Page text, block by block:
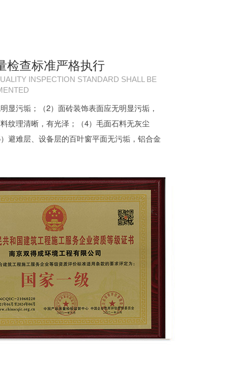
检查标准严格执行
INSPECTION STANDARD SHALL BE
显污垢；（2）面砖装饰表面应无明显污垢，
纹理清晰，有光泽；（4）毛面石料无灰尘
避难层、设备层的百叶窗平面无污垢，铝合金